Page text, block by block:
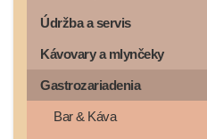
Údržba a servis
Kávovary a mlynčeky
Gastrozariadenia
Bar & Káva